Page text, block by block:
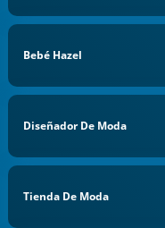
Bebé Hazel
Diseñador De Moda
Tienda De Moda